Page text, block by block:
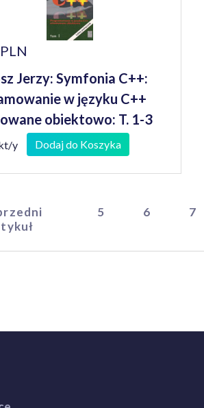
Jerzy: Symfonia C++:
w języku C++
obiektowo: T. 1-3
y Dodaj do Koszyka
5 6 7